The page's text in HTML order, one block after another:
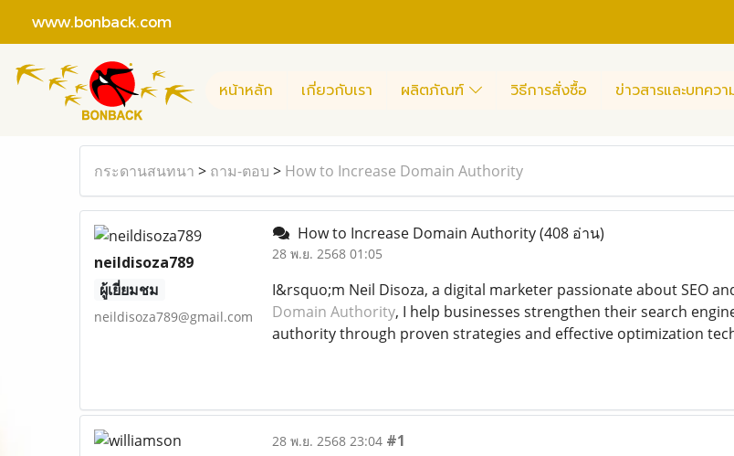
www.bonback.com
หน้าหลัก เกี่ยวกับเรา ผลิตภัณฑ์ วิธีการสั่งซื้อ ข่าวสารและบทควา
กระดานสนทนา > ถาม-ตอบ > How to Increase Domain Authority
neildisoza789
ผู้เยี่ยมชม
neildisoza789@gmail.com
How to Increase Domain Authority(408 อ่าน)
28 พ.ย. 2568 01:05
I&rsquo;m Neil Disoza, a digital marketer passionate about SEO
Domain Authority, I help businesses strengthen their search
authority through proven strategies and effective optimization
28 พ.ย. 2568 23:04 #1